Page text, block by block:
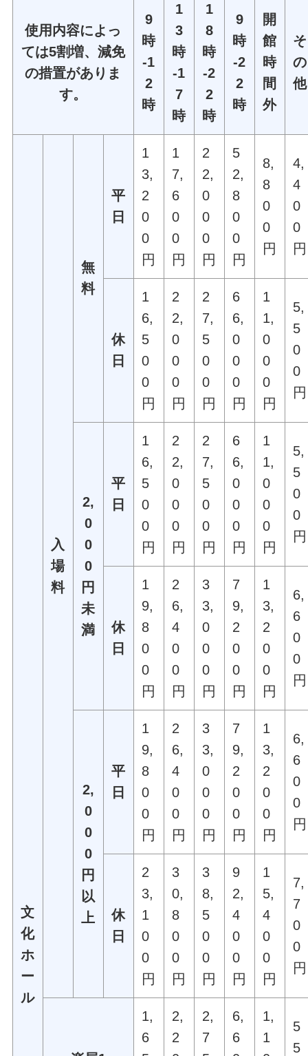
使用内容によっ
ては5割増、減免
の措置がありま
す。
9
時
-1
2
時
1
3
時
-1
7
時
1
8
時
-2
2
時
9
時
-2
2
時
開
館
時
間
外
そ
の
他
文
化
ホ
ー
ル
入
場
料
無
料
平
日
1
3,
2
0
0
円
1
7,
6
0
0
円
2
2,
0
0
0
円
5
2,
8
0
0
円
8,
8
0
0
円
4,
4
0
0
円
休
日
1
6,
5
0
0
円
2
2,
0
0
0
円
2
7,
5
0
0
円
6
6,
0
0
0
円
1
1,
0
0
0
円
5,
5
0
0
円
2,
0
0
0
円
未
満
平
日
1
6,
5
0
0
円
2
2,
0
0
0
円
2
7,
5
0
0
円
6
6,
0
0
0
円
1
1,
0
0
0
円
5,
5
0
0
円
休
日
1
9,
8
0
0
円
2
6,
4
0
0
円
3
3,
0
0
0
円
7
9,
2
0
0
円
1
3,
2
0
0
円
6,
6
0
0
円
2,
0
0
0
円
以
上
平
日
1
9,
8
0
0
円
2
6,
4
0
0
円
3
3,
0
0
0
円
7
9,
2
0
0
円
1
3,
2
0
0
円
6,
6
0
0
円
休
日
2
3,
1
0
0
円
3
0,
8
0
0
円
3
8,
5
0
0
円
9
2,
4
0
0
円
1
5,
4
0
0
円
7,
7
0
0
円
1,
6
2,
2
2,
7
6,
6
1,
1
5
5